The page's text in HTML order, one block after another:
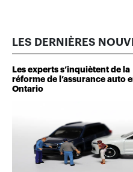
LES DERNIÈRES
Les experts s’inquiètent de la
réforme de l’assurance auto
Ontario